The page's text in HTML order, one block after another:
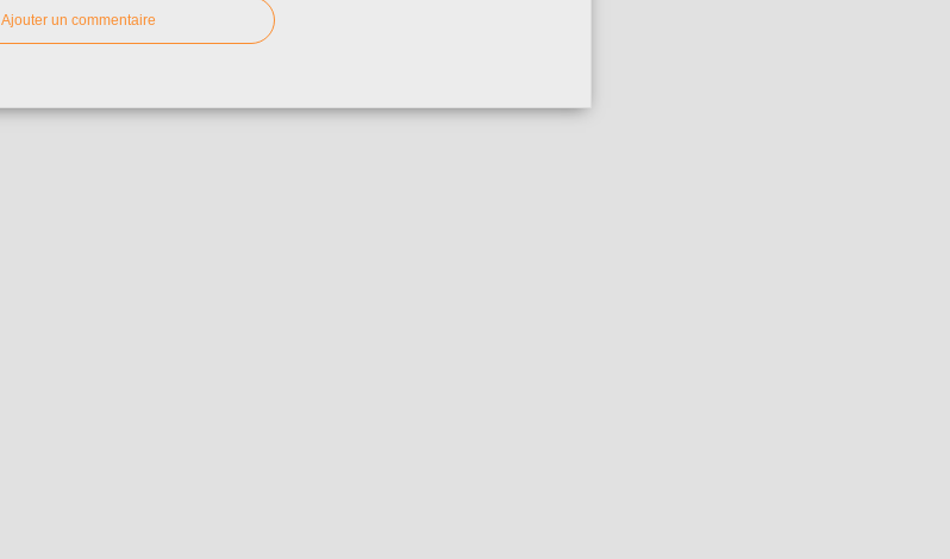
Ajouter un commentaire